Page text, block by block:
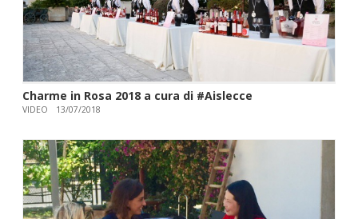
Charme in Rosa 2018 a cura di #Aislecce
VIDEO 13/07/2018